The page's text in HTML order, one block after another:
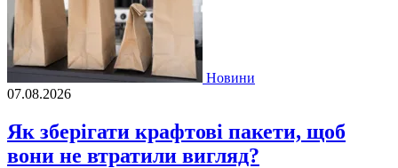
Новини
07.08.2026
Як зберігати крафтові пакети, щоб
вони не втратили вигляд?